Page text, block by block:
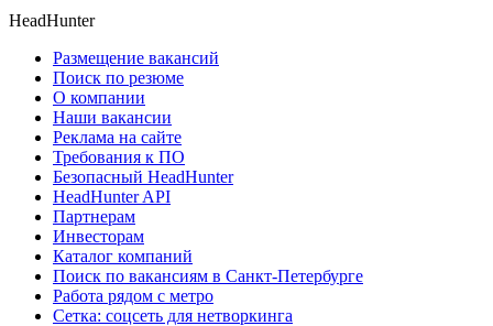
HeadHunter
Размещение вакансий
Поиск по резюме
О компании
Наши вакансии
Реклама на сайте
Требования к ПО
Безопасный HeadHunter
HeadHunter API
Партнерам
Инвесторам
Каталог компаний
Поиск по вакансиям в Санкт-Петербурге
Работа рядом с метро
Сетка: соцсеть для нетворкинга